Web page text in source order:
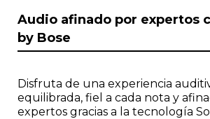
I
t
e
m
o
f
1
Audio afinado por expertos
by Bose
Disfruta de una experiencia
equilibrada, fiel a cada nota y
expertos gracias a la tecnología